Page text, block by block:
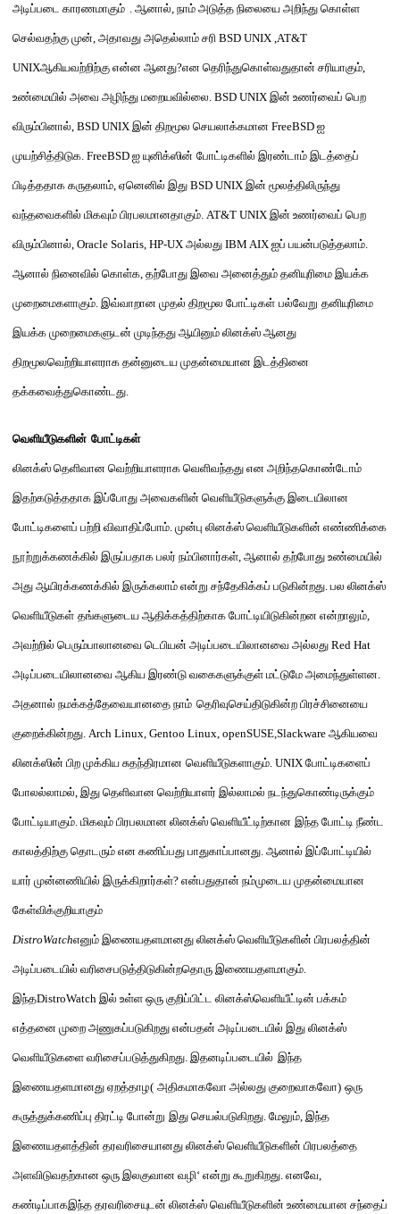
அடிப்படை காரணமாகும் . ஆனால், நாம் அடுத்த நிலையை அறிந்து கொள்ள
செல்வதற்கு முன், அதாவது அதெல்லாம் சரி BSD UNIX ,AT&T
UNIXஆகியவற்றிற்கு என்ன ஆனது?என தெரிந்துகொள்வதுதான் சரியாகும்,
உண்மையில் அவை அழிந்து மறையவில்லை. BSD UNIX இன் உணர்வைப் பெற
விரும்பினால், BSD UNIX இன் திறமூல செயலாக்கமான FreeBSD ஐ
முயற்சித்திடுக. FreeBSD ஐ யுனிக்ஸின் போட்டிகளில் இரண்டாம் இடத்தைப்
பிடித்ததாக கருதலாம், ஏனெனில் இது BSD UNIX இன் மூலத்திலிருந்து
வந்தவைகளில் மிகவும் பிரபலமானதாகும். AT&T UNIX இன் உணர்வைப் பெற
விரும்பினால், Oracle Solaris, HP-UX அல்லது IBM AIX ஐப் பயன்படுத்தலாம்.
ஆனால் நினைவில் கொள்க, தற்போது இவை அனைத்தும் தனியுரிமை இயக்க
முறைமைகளாகும். இவ்வாறான முதல் திறமூல போட்டிகள் பல்வேறு தனியுரிமை
இயக்க முறைமைகளுடன் முடிந்தது ஆயினும் லினக்ஸ் ஆனது
திறமூலவெற்றியாளராக தன்னுடைய முதன்மையான இடத்தினை
தக்கவைத்துகொண்டது.
வெளியீடுகளின் போட்டிகள்
லினக்ஸ் தெளிவான வெற்றியாளராக வெளிவந்தது என அறிந்தகொண்டோம்
இதற்கடுத்ததாக இப்போது அவைகளின் வெளியீடுகளுக்கு இடையிலான
போட்டிகளைப் பற்றி விவாதிப்போம். முன்பு லினக்ஸ் வெளியீடுகளின் எண்ணிக்கை
நூற்றுக்கணக்கில் இருப்பதாக பலர் நம்பினார்கள், ஆனால் தற்போது உண்மையில்
அது ஆயிரக்கணக்கில் இருக்கலாம் என்று சந்தேகிக்கப் படுகின்றது. பல லினக்ஸ்
வெளியீடுகள் தங்களுடைய ஆதிக்கத்திற்காக போட்டியிடுகின்றன என்றாலும்,
அவற்றில் பெரும்பாலானவை டெபியன் அடிப்படையிலானவை அல்லது Red Hat
அடிப்படையிலானவை ஆகிய இரண்டு வகைகளுக்குள் மட்டுமே அமைந்துள்ளன.
அதனால் நமக்கத்தேவையானதை நாம் தெரிவுசெய்திடுகின்ற பிரச்சினையை
குறைக்கின்றது. Arch Linux, Gentoo Linux, openSUSE,Slackware ஆகியவை
லினக்ஸின் பிற முக்கிய சுதந்திரமான வெளியீடுகளாகும். UNIX போட்டிகளைப்
போலல்லாமல், இது தெளிவான வெற்றியாளர் இல்லாமல் நடந்துகொண்டிருக்கும்
போட்டியாகும். மிகவும் பிரபலமான லினக்ஸ் வெளியீட்டிற்கான இந்த போட்டி நீண்ட
காலத்திற்கு தொடரும் என கணிப்பது பாதுகாப்பானது. ஆனால் இப்போட்டியில்
யார் முன்னணியில் இருக்கிறார்கள்? என்பதுதான் நம்முடைய முதன்மையான
கேள்விக்குறியாகும்
DistroWatchஎனும் இணையதளமானது லினக்ஸ் வெளியீடுகளின் பிரபலத்தின்
அடிப்படையில் வரிசைபடுத்திடுகின்றதொரு இணையதளமாகும்.
இந்தDistroWatch இல் உள்ள ஒரு குறிப்பிட்ட லினக்ஸ்வெளியீட்டின் பக்கம்
எத்தனை முறை அணுகப்படுகிறது என்பதன் அடிப்படையில் இது லினக்ஸ்
வெளியீடுகளை வரிசைப்படுத்துகிறது. இதனடிப்படையில் இந்த
இணையதளமானது ஏறத்தாழ( அதிகமாகவோ அல்லது குறைவாகவோ) ஒரு
கருத்துக்கணிப்பு திரட்டி போன்று இது செயல்படுகிறது. மேலும், இந்த
இணையதளததின் தரவரிசையானது லினக்ஸ் வெளியீடுகளின் பிரபலத்தை
அளவிடுவதற்கான ஒரு இலகுவான வழி‘ என்று கூறுகிறது. எனவே,
கண்டிப்பாகஇந்த தரவரிசையுடன் லினக்ஸ் வெளியீடுகளின் உண்மையான சந்தைப்